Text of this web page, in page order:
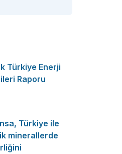
Türkiye Enerji
Raporu
Türkiye ile
minerallerde